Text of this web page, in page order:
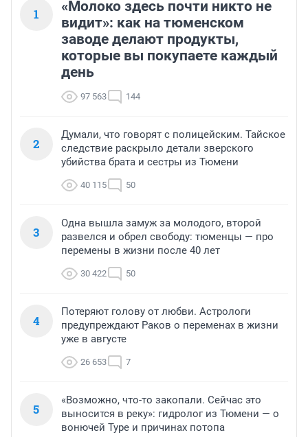
1
«Молоко здесь почти никто не
видит»: как на тюменском
заводе делают продукты,
которые вы покупаете каждый
день
97 563 144
2
Думали, что говорят с полицейским. Тайское
следствие раскрыло детали зверского
убийства брата и сестры из Тюмени
40 115 50
3
Одна вышла замуж за молодого, второй
развелся и обрел свободу: тюменцы — про
перемены в жизни после 40 лет
30 422 50
4
Потеряют голову от любви. Астрологи
предупреждают Раков о переменах в жизни
уже в августе
26 653 7
5
«Возможно, что-то закопали. Сейчас это
выносится в реку»: гидролог из Тюмени — о
вонючей Туре и причинах потопа